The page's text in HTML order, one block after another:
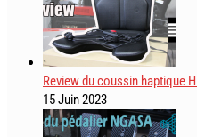
Review du coussin haptique
15 Juin 2023